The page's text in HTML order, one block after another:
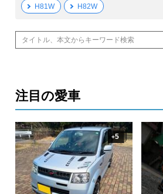
H81W H82W
注目の愛車
+5